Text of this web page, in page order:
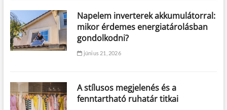
Napelem inverterek akkumulátorral:
mikor érdemes energiatárolásban
gondolkodni?
június 21, 2026
A stílusos megjelenés és a
fenntartható ruhatár titkai